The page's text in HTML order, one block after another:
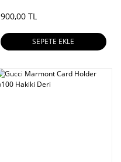
900,00 TL
SEPETE EKLE